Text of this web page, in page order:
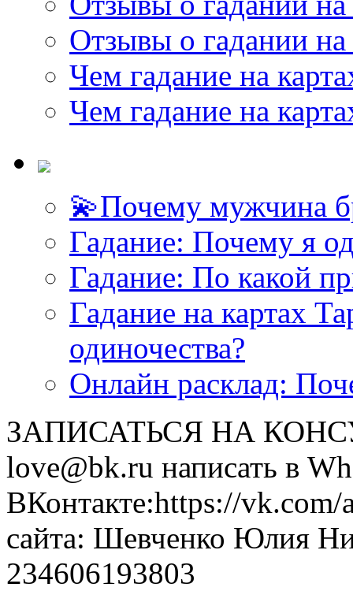
Отзывы о гадании на
Чем гадание на
Чем гадание на
💫Почему мужчина
Гадание: Почему я
Гадание: По какой
Гадание на картах
одиночества?
Онлайн расклад:
ЗАПИСАТЬСЯ НА
love@bk.ru написать в
ВКонтакте:https://
сайта: Шевченко Юлия
234606193803